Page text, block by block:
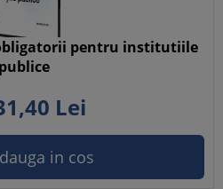
pentru institutiile
publice
40 Lei
in cos